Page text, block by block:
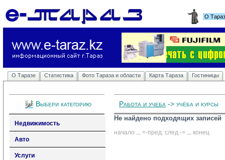
О
О Таразе Статистика Фото Тараза и области Карта Тараза Гостиницы
Выбери категорию
Недвижимость
Авто
Услуги
Работа и учеба -> учёба и курсы
Не найдено подходящих записей
начало ... <-пред. след.-> ... конец